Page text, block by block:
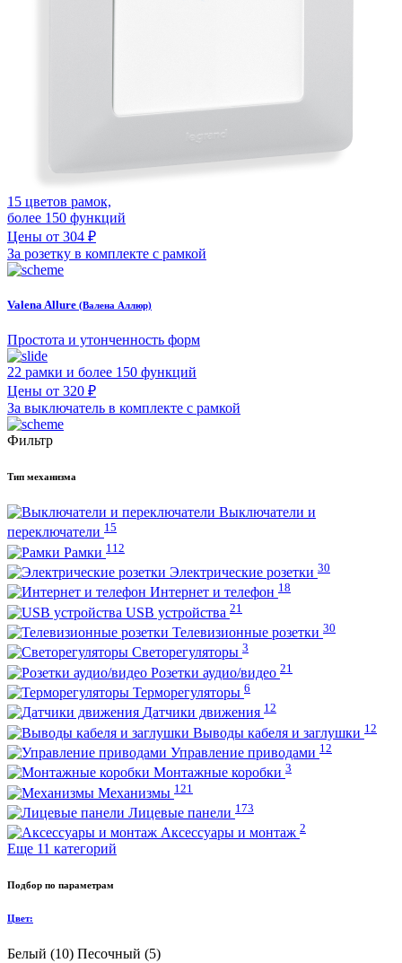
15 цветов рамок,
более 150 функций
Цены от 304 ₽
За розетку в комплекте с рамкой
Valena Allure (Валена Аллюр)
Простота и утонченность форм
22 рамки и более 150 функций
Цены от 320 ₽
За выключатель в комплекте с рамкой
Фильтр
Тип механизма
Выключатели и
переключатели 15
Рамки 112
Электрические розетки 30
Интернет и телефон 18
USB устройства 21
Телевизионные розетки 30
Светорегуляторы 3
Розетки аудио/видео 21
Терморегуляторы 6
Датчики движения 12
Выводы кабеля и заглушки 12
Управление приводами 12
Монтажные коробки 3
Механизмы 121
Лицевые панели 173
Аксессуары и монтаж 2
Еще 11 категорий
Подбор по параметрам
Цвет:
Белый (10) Песочный (5)